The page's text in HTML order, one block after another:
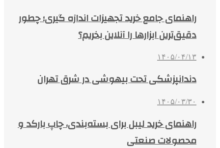
راهنمای جامع خرید تجهیزات اندازه گیری؛ چطور
دقیق‌ترین ابزارها را آنلاین بخریم؟
۱۴۰۵/۰۴/۱۳
دندانپزشکی تحت بیهوشی در شرق تهران
۱۴۰۵/۰۳/۳۰
راهنمای خرید لیبل برای بسته‌بندی، چاپ بارکد و
محصولات صنعتی